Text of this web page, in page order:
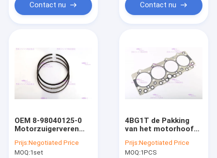
Contacteer ons
Motorenvervangstukken
De Voering van de motorcilinder
Dieselmotorzuiger
Contact nu Contact nu
OEM 8-98040125-0
Motorzuigerveren
Dia 115mm
Prijs:Negotiated Price
MOQ:1set
4BG1T de Pakking
van het motorhoofd,
1 van de
Cilinderkopdekking
Prijs:Negotiated Price
MOQ:1PCS